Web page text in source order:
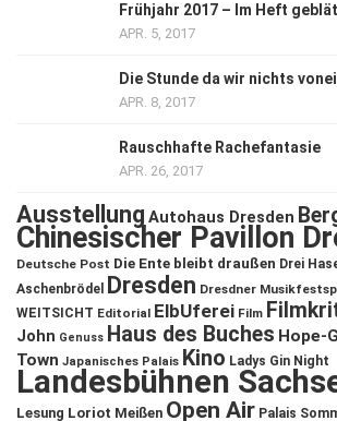
Frühjahr 2017 – Im Heft
APR. 5, 2017
Die Stunde da wir nichts
APR. 8, 2017
Rauschhafte Rachefantasie
APR. 26, 2017
Ausstellung Autohaus Dresden
Chinesischer Pavillon
Deutsche Post Die Ente bleibt draußen Drei
Aschenbrödel
Dresden Dresdner
WEITSICHT Editorial ElbUferei Film
John Genuss Haus des Buches Hope-
Town Japanisches Palais Kino Ladys Gin Night
Landesbühnen
Lesung Loriot Meißen Open Air Palais